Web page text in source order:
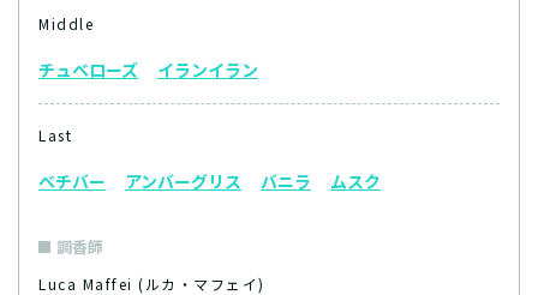
Middle
チュベローズ イランイラン
Last
ベチバー アンバーグリス バニラ ムスク
調香師
Luca Maffei (ルカ・マフェイ)